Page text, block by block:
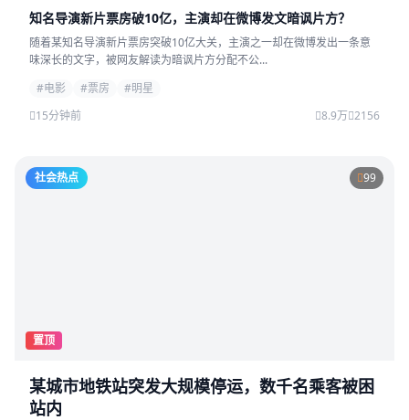
知名导演新片票房破10亿，主演却在微博发文暗讽片方？
随着某知名导演新片票房突破10亿大关，主演之一却在微博发出一条意
味深长的文字，被网友解读为暗讽片方分配不公...
#电影
#票房
#明星
15分钟前
8.9万 2156
社会热点 99
置顶
某城市地铁站突发大规模停运，数千名乘客被困
站内